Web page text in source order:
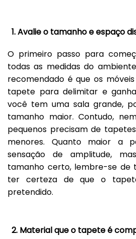
1. Avalie o tamanho e espaço
O primeiro passo para
todas as medidas do
recomendado é que os
tapete para delimitar e
você tem uma sala grande,
tamanho maior. Contudo,
pequenos precisam de
menores. Quanto maior a
sensação de amplitude,
tamanho certo, lembre-se de
ter certeza de que o
pretendido.
2. Material que o tapete é